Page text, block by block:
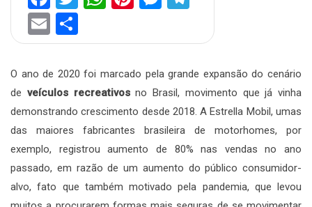
Email
O ano de 2020 foi marcado pela grande expansão do cenário
de veículos recreativosno Brasil, movimento que já vinha
demonstrando crescimento desde 2018. A Estrella Mobil, umas
das maiores fabricantes brasileira de motorhomes, por
exemplo, registrou aumento de 80% nas vendas no ano
passado, em razão de um aumento do público consumidor-
alvo, fato que também motivado pela pandemia, que levou